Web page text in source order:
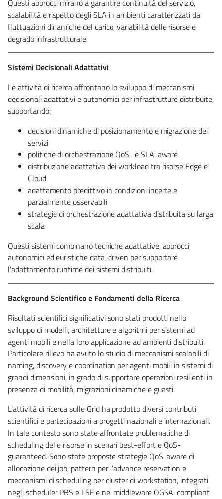
Questi approcci mirano a garantire continuità del servizio,
scalabilità e rispetto degli SLA in ambienti caratterizzati da
fluttuazioni dinamiche del carico, variabilità delle risorse e
degrado infrastrutturale.
Sistemi Decisionali Adattativi
Le attività di ricerca affrontano lo sviluppo di meccanismi
decisionali adattativi e autonomici per infrastrutture distribuite,
supportando:
decisioni dinamiche di posizionamento e migrazione dei
servizi
politiche di orchestrazione QoS- e SLA-aware
distribuzione adattativa dei workload tra risorse Edge e
Cloud
adattamento predittivo in condizioni incerte e
parzialmente osservabili
strategie di orchestrazione adattativa distribuita su larga
scala
Questi sistemi combinano tecniche adattative, approcci
autonomici ed euristiche data-driven per supportare
l’adattamento runtime dei sistemi distribuiti.
Background Scientifico e Fondamenti della Ricerca
Risultati scientifici significativi sono stati prodotti nello
sviluppo di modelli, architetture e algoritmi per sistemi ad
agenti mobili e nella loro applicazione ad ambienti distribuiti.
Particolare rilievo ha avuto lo studio di meccanismi scalabili di
naming, discovery e coordination per agenti mobili in sistemi di
grandi dimensioni, in grado di supportare operazioni resilienti in
presenza di mobilità, migrazioni dinamiche e guasti.
L’attività di ricerca sulle Grid ha prodotto diversi contributi
scientifici e partecipazioni a progetti nazionali e internazionali.
In tale contesto sono state affrontate problematiche di
scheduling delle risorse in scenari best-effort e QoS-
guaranteed. Sono state proposte strategie QoS-aware di
allocazione dei job, pattern per l’advance reservation e
meccanismi di scheduling per cluster di workstation, integrati
negli scheduler PBS e LSF e nei middleware OGSA-compliant